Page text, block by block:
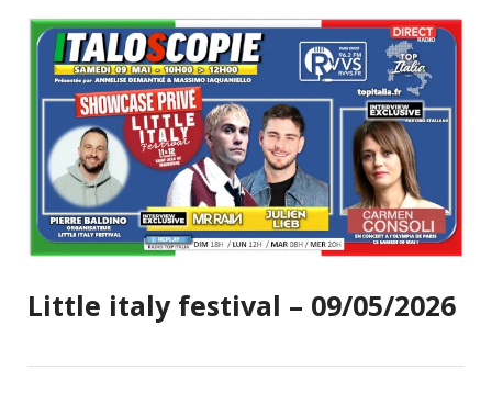
Little italy festival – 09/05/2026